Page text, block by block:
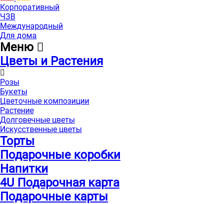
Корпоративный
ЧЗВ
Международный
Для дома
Меню
Цветы и Растения
Розы
Букеты
Цветочные композиции
Растение
Долговечные цветы
Искусственные цветы
Торты
Подарочные коробки
Напитки
4U Подарочная карта
Подарочные карты